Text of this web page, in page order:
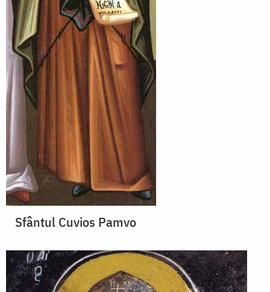
Sfântul Cuvios Pamvo